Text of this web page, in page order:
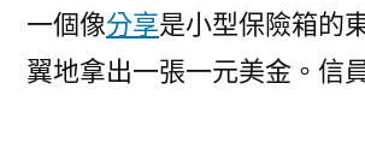
一個像分享是小型保險箱的
翼地拿出一張一元美金。信